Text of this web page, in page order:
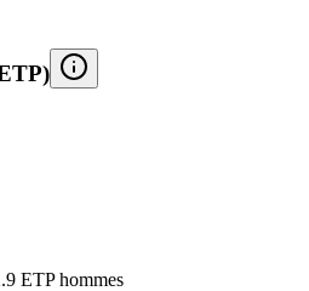
ETP hommes